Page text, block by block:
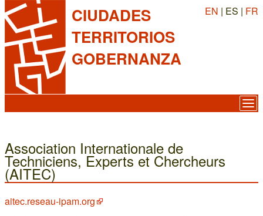
CIUDADES
TERRITORIOS
GOBERNANZA
EN | ES | FR
Association Internationale de
Techniciens, Experts et Chercheurs
(AITEC)
aitec.reseau-ipam.org